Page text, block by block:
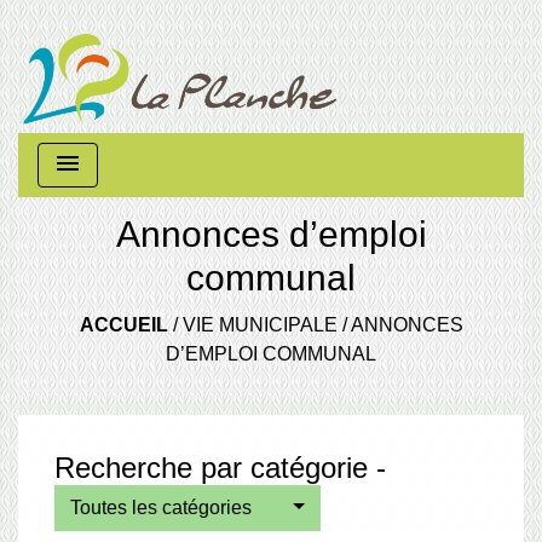
menu
Annonces d’emploi
communal
ACCUEIL/VIE MUNICIPALE /ANNONCES
D’EMPLOI COMMUNAL
Recherche par catégorie -
Toutes les catégories